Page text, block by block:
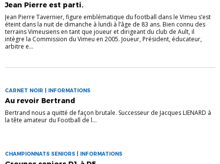
Jean Pierre est parti.
Jean Pierre Tavernier, figure emblématique du football dans le Vimeu s’est
éteint dans la nuit de dimanche à lundi à l’âge de 83 ans. Bien connu des
terrains Vimeusiens en tant que joueur et dirigeant du club de Ault, il
intègre la Commission du Vimeu en 2005. Joueur, Président, éducateur,
arbitre e...
CARNET NOIR | INFORMATIONS
Au revoir Bertrand
Bertrand nous a quitté de façon brutale. Successeur de Jacques LIENARD à
la tête amateur du Football de l...
CHAMPIONNATS SENIORS | INFORMATIONS